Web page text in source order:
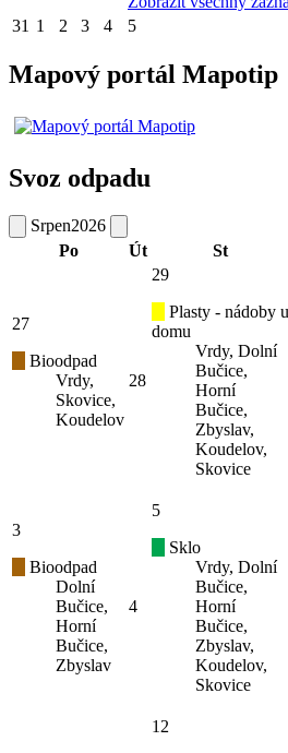
31 1 2 3 4 5
Mapový portál Mapotip
Svoz odpadu
Srpen2026
Po
Út St
27
Bioodpad
Vrdy,
Skovice,
Koudelov
28
29
Plasty - nádoby u
domu
Vrdy, Dolní
Bučice,
Horní
Bučice,
Zbyslav,
Koudelov,
Skovice
3
Bioodpad
Dolní
Bučice,
Horní
Bučice,
Zbyslav
4
5
Sklo
Vrdy, Dolní
Bučice,
Horní
Bučice,
Zbyslav,
Koudelov,
Skovice
12